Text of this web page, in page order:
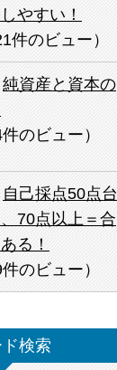
やすい！
件のビュー ）
純資産と資本の
のビュー）
自己採点50点台
70点以上＝合
る！
のビュー）
検索